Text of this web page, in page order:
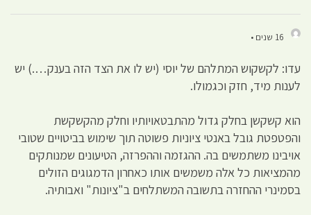
16 שנים •
עדו: לקשקוש המתלהם של יוסי (יש לו את הצד הזה בענק….) יש
לענות מיד, חזק וכגמולו.
הוא קשקשן בחלק גדול מהתבטאויותיו וחלק מהקשקשת
והפטפטת גובל באנטי ציוניות פשוטה תוך שימוש בביטויים שטובי
אויבינו משתמשים בה. ההגזמה וההפרזה, הטיעונים שמנותקים
מהמציאות כל אלה משמשים אותו כאחרון הדמגוגים הזולים
בסמינרי ההחזרה בתשובה המשתלחים ב"ציונות" ואבותיה.